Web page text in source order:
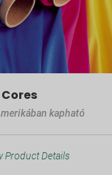
kapható
Product Details